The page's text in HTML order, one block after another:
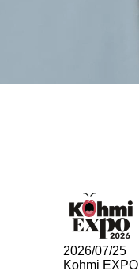
2026/07/25
Kohmi EXPO